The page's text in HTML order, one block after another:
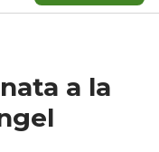
a la